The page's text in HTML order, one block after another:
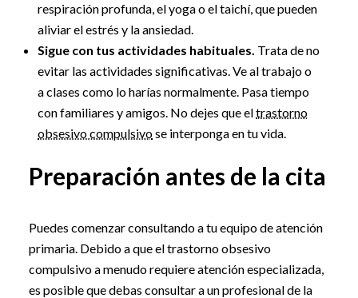
respiración profunda, el yoga o el taichí, que pueden
aliviar el estrés y la ansiedad.
Sigue con tus actividades habituales. Trata de no
evitar las actividades significativas. Ve al trabajo o
a clases como lo harías normalmente. Pasa tiempo
con familiares y amigos. No dejes que eltrastorno
obsesivo compulsivose interponga en tu vida.
Preparación antes de la cita
Puedes comenzar consultando a tu equipo de atención
primaria. Debido a que el trastorno obsesivo
compulsivo a menudo requiere atención especializada,
es posible que debas consultar a un profesional de la